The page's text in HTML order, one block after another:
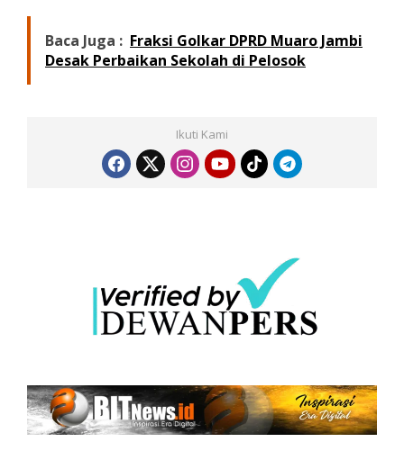
Baca Juga : Fraksi Golkar DPRD Muaro Jambi
Desak Perbaikan Sekolah di Pelosok
Ikuti Kami